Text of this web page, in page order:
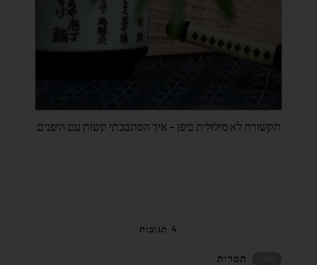
תקשורת לא מילולית ביפן – איך הסתבכתי קשות עם היפנים
4 תגובות
תמרית